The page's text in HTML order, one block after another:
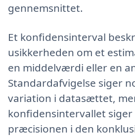
gennemsnittet.
Et konfidensinterval
usikkerheden om et
en middelværdi eller en
Standardafvigelse siger
variation i datasættet,
konfidensintervallet
præcisionen i den